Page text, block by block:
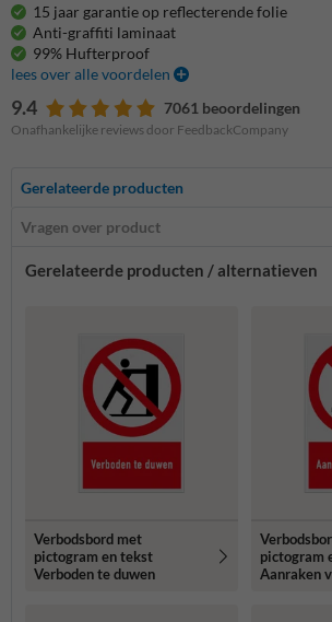
15 jaar garantie op reflecterende folie
Anti-graffiti laminaat
99% Hufterproof
lees over alle voordelen
9.4 7061 beoordelingen
Onafhankelijke reviews door FeedbackCompany
Gerelateerde producten
Vragen over product
Gerelateerde producten / alternatieven
Verbodsbord met
pictogram en tekst
Verboden te duwen
pictogram
Aanraken